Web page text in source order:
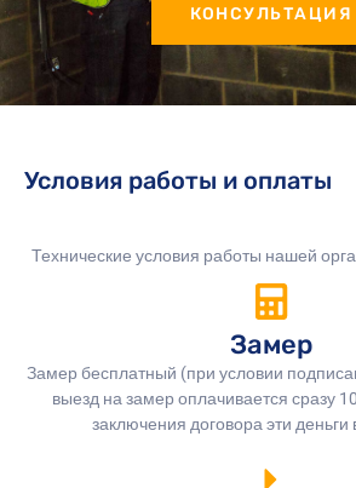
КОНСУЛЬТАЦИЯ
Условия работы и оплаты
Технические условия работы нашей
Замер
Замер бесплатный (при условии
выезд на замер оплачивается сразу
заключения договора эти